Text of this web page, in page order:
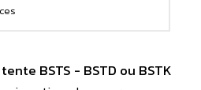
BSTS - BSTD ou BSTK